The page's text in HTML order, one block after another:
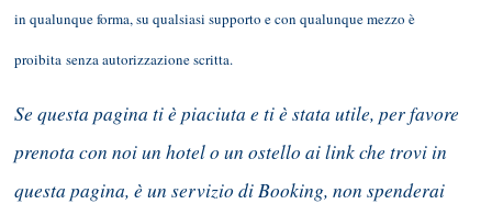
in qualunque forma, su qualsiasi supporto e con qualunque mezzo è
proibita senza autorizzazione scritta.
Se questa pagina ti è piaciuta e ti è stata utile, per favore
prenota con noi un hotel o un ostello ai link che trovi in
questa pagina, è un servizio di Booking, non spenderai